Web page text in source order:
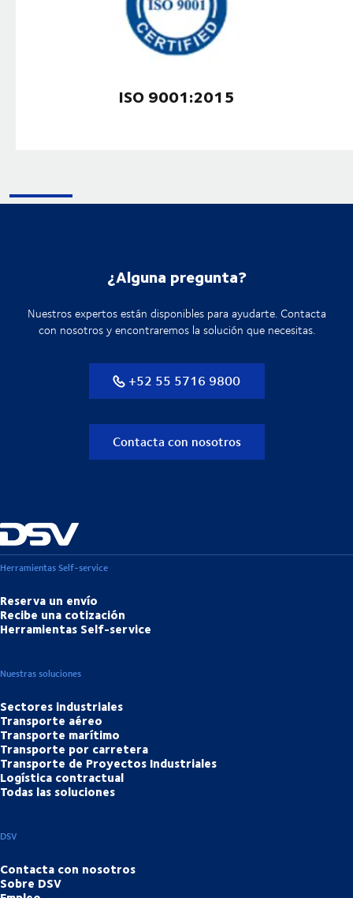
ISO 9001:2015
¿Alguna pregunta?
Nuestros expertos están disponibles para ayudarte. Contacta
con nosotros y encontraremos la solución que necesitas.
+52 55 5716 9800
Contacta con nosotros
Herramientas Self-service
Reserva un envío
Recibe una cotización
Herramientas Self-service
Nuestras soluciones
Sectores industriales
Transporte aéreo
Transporte marítimo
Transporte por carretera
Transporte de Proyectos Industriales
Logística contractual
Todas las soluciones
DSV
Contacta con nosotros
Sobre DSV